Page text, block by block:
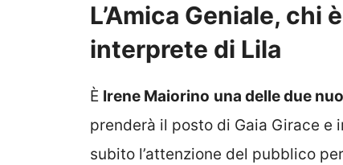
L’Amica Geniale, chi
interprete di Lila
È Irene Maiorino una delle due
prenderà il posto di Gaia Girace e
subito l’attenzione del pubblico